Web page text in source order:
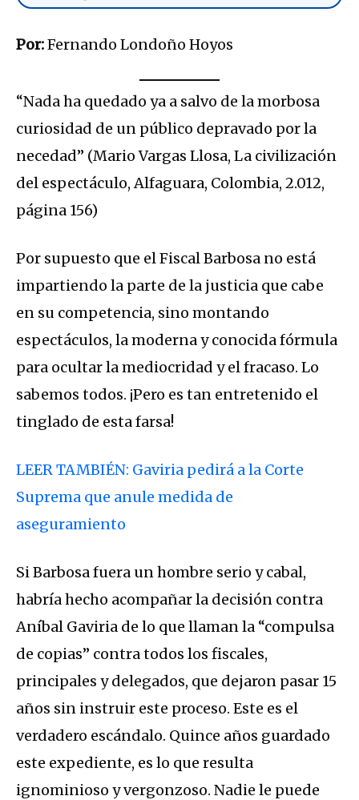
Por:Fernando Londoño Hoyos
“Nada ha quedado ya a salvo de la morbosa
curiosidad de un público depravado por la
necedad” (Mario Vargas Llosa, La civilización
del espectáculo, Alfaguara, Colombia, 2.012,
página 156)
Por supuesto que el Fiscal Barbosa no está
impartiendo la parte de la justicia que cabe
en su competencia, sino montando
espectáculos, la moderna y conocida fórmula
para ocultar la mediocridad y el fracaso. Lo
sabemos todos. ¡Pero es tan entretenido el
tinglado de esta farsa!
LEER TAMBIÉN: Gaviria pedirá a la Corte
Suprema que anule medida de
aseguramiento
Si Barbosa fuera un hombre serio y cabal,
habría hecho acompañar la decisión contra
Aníbal Gaviria de lo que llaman la “compulsa
de copias” contra todos los fiscales,
principales y delegados, que dejaron pasar 15
años sin instruir este proceso. Este es el
verdadero escándalo. Quince años guardado
este expediente, es lo que resulta
ignominioso y vergonzoso. Nadie le puede